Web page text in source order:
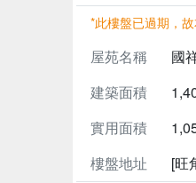
*此樓盤已過期，
屋苑名稱
國
建築面積
實用面積
樓盤地址
[旺